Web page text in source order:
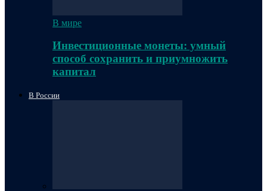
В мире
Инвестиционные монеты: умный
способ сохранить и приумножить
капитал
В России